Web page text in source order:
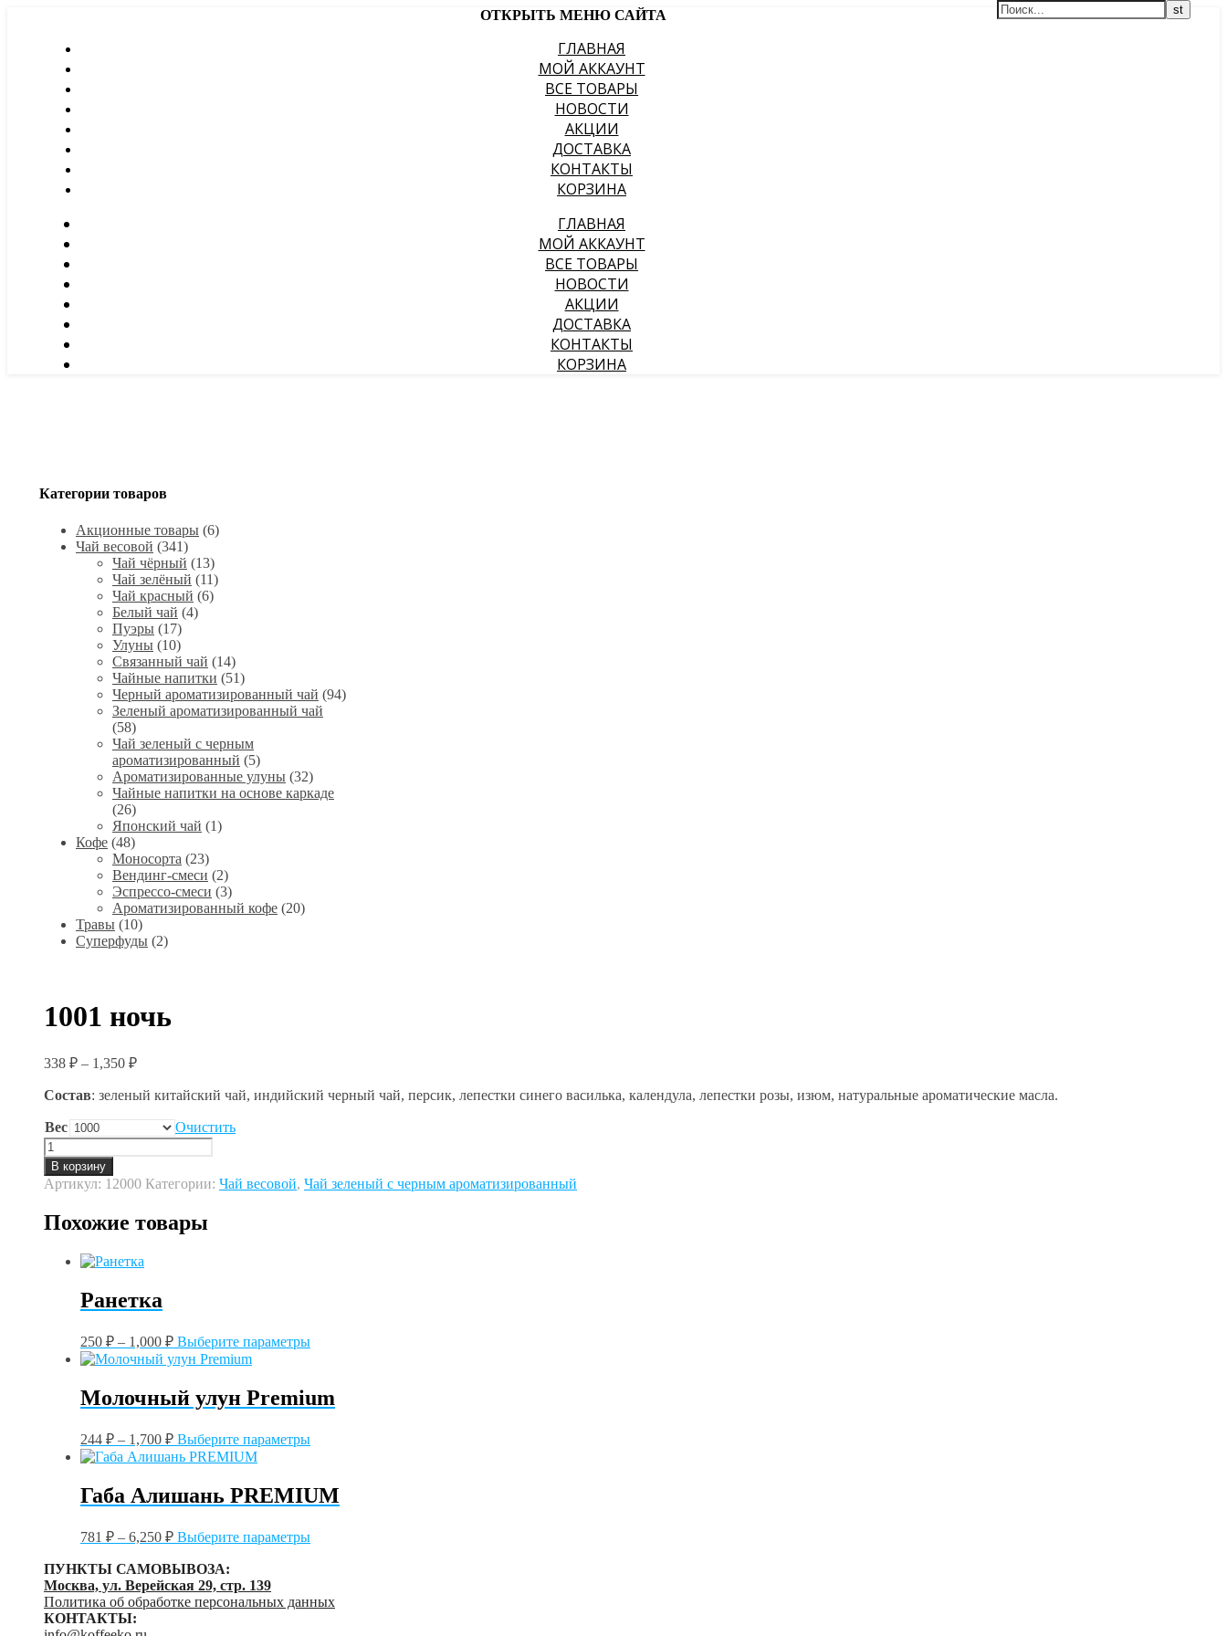
ОТКРЫТЬ МЕНЮ САЙТА
ГЛАВНАЯ
МОЙ АККАУНТ
ВСЕ ТОВАРЫ
НОВОСТИ
АКЦИИ
ДОСТАВКА
КОНТАКТЫ
КОРЗИНА
ГЛАВНАЯ
МОЙ АККАУНТ
ВСЕ ТОВАРЫ
НОВОСТИ
АКЦИИ
ДОСТАВКА
КОНТАКТЫ
КОРЗИНА
Категории товаров
Акционные товары (6)
Чай весовой (341)
Чай чёрный (13)
Чай зелёный (11)
Чай красный (6)
Белый чай (4)
Пуэры (17)
Улуны (10)
Связанный чай (14)
Чайные напитки (51)
Черный ароматизированный чай (94)
Зеленый ароматизированный чай
(58)
Чай зеленый с черным
ароматизированный (5)
Ароматизированные улуны (32)
Чайные напитки на основе каркаде
(26)
Японский чай (1)
Кофе (48)
Моносорта (23)
Вендинг-смеси (2)
Эспрессо-смеси (3)
Ароматизированный кофе (20)
Травы (10)
Суперфуды (2)
1001 ночь
338 ₽ – 1,350 ₽
Состав: зеленый китайский чай, индийский черный чай, персик, лепестки синего василька, календула, лепестки розы, изюм, натуральные ароматические масла.
Вес
Очистить
Количество
товара
1001
ночь
В корзину
Артикул: 12000 Категории: Чай весовой, Чай зеленый с черным ароматизированный
Похожие товары
Ранетка
250 ₽ – 1,000 ₽ Выберите параметрыЭтот
вариаций.
можно
странице
товара.
Молочный улун Premium
244 ₽ – 1,700 ₽ Выберите параметрыЭтот
несколько
вариаций.
можно
товара.
Габа Алишань PREMIUM
781 ₽ – 6,250 ₽ Выберите параметрыЭтот
вариаций.
ПУНКТЫ САМОВЫВОЗА:
Москва, ул. Верейская 29, стр. 139
Политика об обработке персональных данных
КОНТАКТЫ: